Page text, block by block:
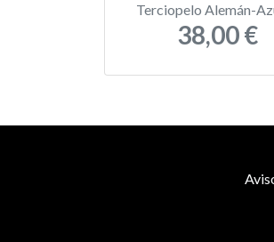
Terciopelo Alemán-
38,00 €